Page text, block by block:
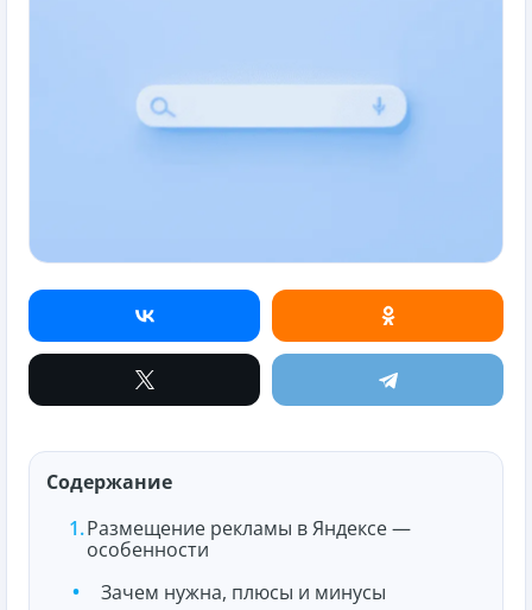
Содержание
Размещение рекламы в Яндексе —
особенности
Зачем нужна, плюсы и минусы